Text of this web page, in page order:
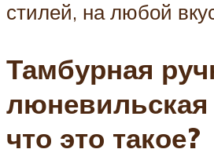
стилей, на любой
Тамбурная
люневильская
что это такое?